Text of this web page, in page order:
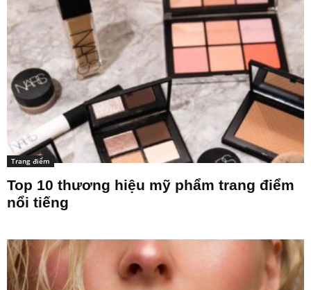
Trang điểm
Top 10 thương hiệu mỹ phẩm trang điểm
nổi tiếng